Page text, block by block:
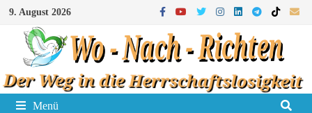
Zum
Inhalt
springen
9. August 2026
Menü